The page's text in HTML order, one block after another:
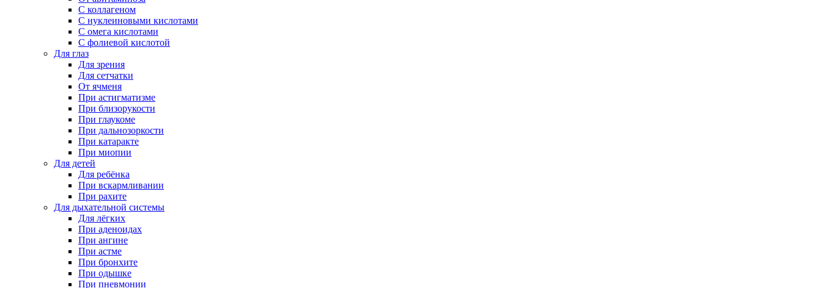
С коллагеном
С нуклеиновыми кислотами
С омега кислотами
С фолиевой кислотой
Для глаз
Для зрения
Для сетчатки
От ячменя
При астигматизме
При близорукости
При глаукоме
При дальнозоркости
При катаракте
При миопии
Для детей
Для ребёнка
При вскармливании
При рахите
Для дыхательной системы
Для лёгких
При аденоидах
При ангине
При астме
При бронхите
При одышке
При пневмонии